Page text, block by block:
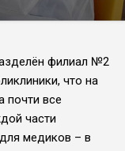
филиал №2
что на
почти все
части
медиков – в